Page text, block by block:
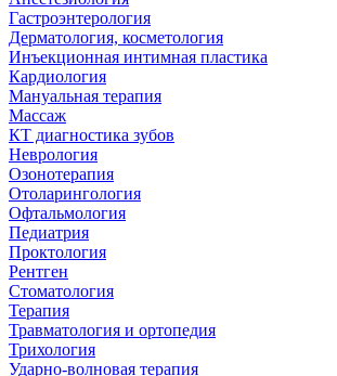
Гастроэнтерология
Дерматология, косметология
Инъекционная интимная пластика
Кардиология
Мануальная терапия
Массаж
КТ диагностика зубов
Неврология
Озонотерапия
Отоларингология
Офтальмология
Педиатрия
Проктология
Рентген
Стоматология
Терапия
Травматология и ортопедия
Трихология
Ударно-волновая терапия